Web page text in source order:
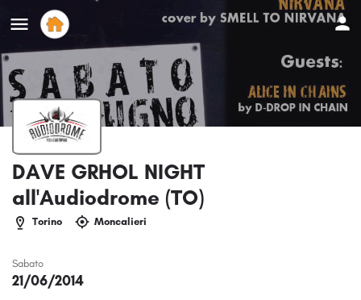
DAVE GRHOL NIGHT
all'Audiodrome (TO)
Torino Moncalieri
Sabato
21/06/2014